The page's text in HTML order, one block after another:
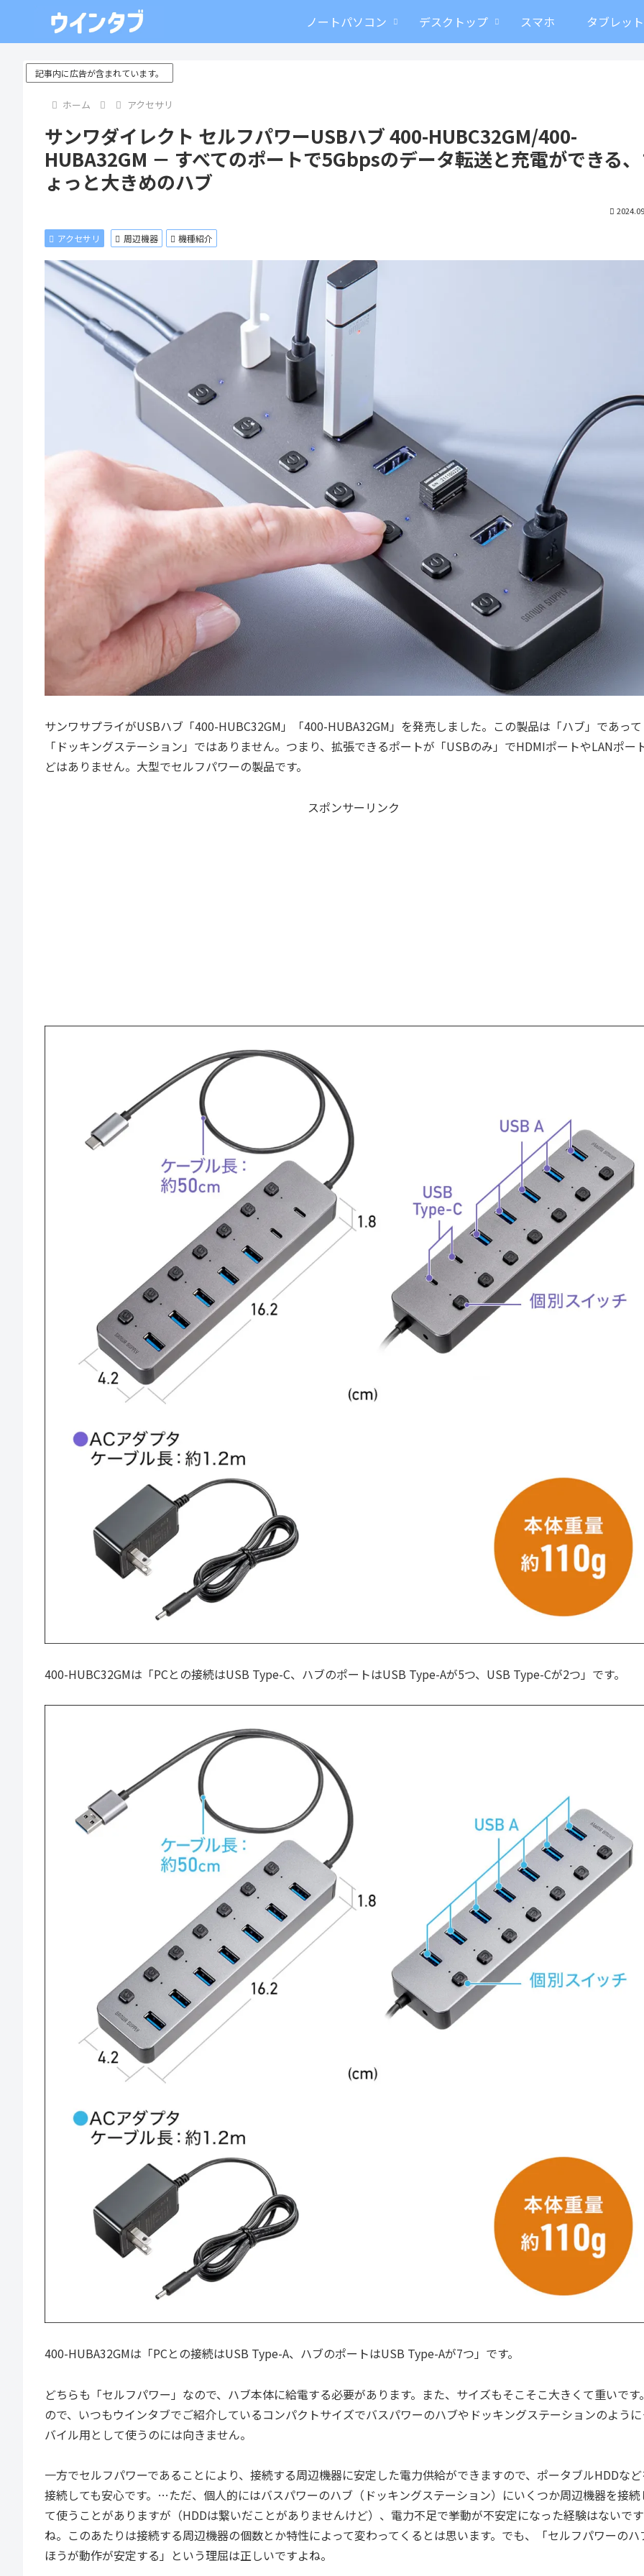
ノートパソコン デスクトップ スマホ タブレット
記事内に広告が含まれています。
ホーム アクセサリ
サンワダイレクト セルフパワーUSBハブ 400-HUBC32GM/400-
HUBA32GM － すべてのポートで5Gbpsのデータ転送と充電ができる
ょっと大きめのハブ
アクセサリ 周辺機器 機種紹介
サンワサプライがUSBハブ「400-HUBC32GM」「400-HUBA32GM」を発売しました。この製品は「ハブ」であって
「ドッキングステーション」ではありません。つまり、拡張できるポートが「USBのみ」でHDMIポートやLANポー
どはありません。大型でセルフパワーの製品です。
スポンサーリンク
400-HUBC32GMは「PCとの接続はUSB Type-C、ハブのポートはUSB Type-Aが5つ、USB Type-Cが2つ」です。
400-HUBA32GMは「PCとの接続はUSB Type-A、ハブのポートはUSB Type-Aが7つ」です。
どちらも「セルフパワー」なので、ハブ本体に給電する必要があります。また、サイズもそこそこ大きくて重いです
ので、いつもウインタブでご紹介しているコンパクトサイズでバスパワーのハブやドッキングステーションのよう
バイル用として使うのには向きません。
一方でセルフパワーであることにより、接続する周辺機器に安定した電力供給ができますので、ポータブルHDDな
接続しても安心です。…ただ、個人的にはバスパワーのハブ（ドッキングステーション）にいくつか周辺機器を接続
て使うことがありますが（HDDは繋いだことがありませんけど）、電力不足で挙動が不安定になった経験はないです
ね。このあたりは接続する周辺機器の個数とか特性によって変わってくるとは思います。でも、「セルフパワーのハ
ほうが動作が安定する」という理屈は正しいですよね。